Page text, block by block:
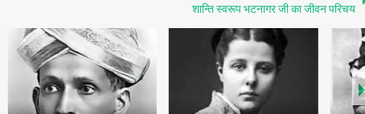
शान्ति स्वरूप भटनागर जी का जीवन परिचय